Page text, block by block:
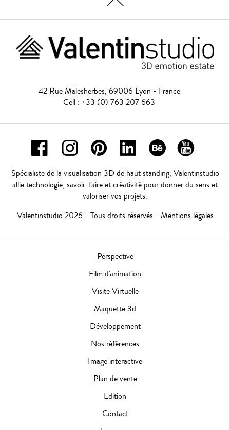
42 Rue Malesherbes, 69006 Lyon - France
Cell : +33 (0) 763 207 663
Spécialiste de la visualisation 3D de haut standing, Valentinstudio
allie technologie, savoir-faire et créativité pour donner du sens et
valoriser vos projets.
Valentinstudio 2026 - Tous droits réservés - Mentions légales
Perspective
Film d'animation
Visite Virtuelle
Maquette 3d
Développement
Nos références
Image interactive
Plan de vente
Edition
Contact